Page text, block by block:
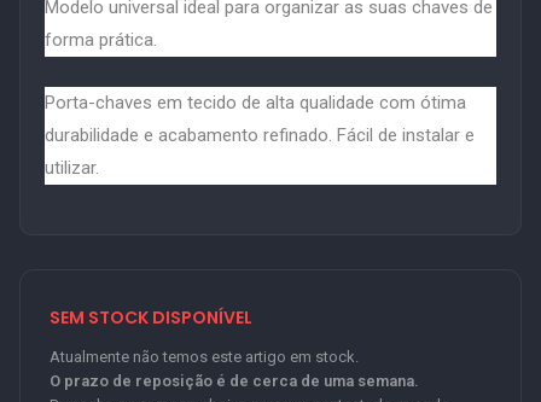
Modelo universal ideal para organizar as suas chaves de
forma prática.
Porta-chaves em tecido de alta qualidade com ótima
durabilidade e acabamento refinado. Fácil de instalar e
utilizar.
SEM STOCK DISPONÍVEL
Atualmente não temos este artigo em stock.
O prazo de reposição é de cerca de uma semana.